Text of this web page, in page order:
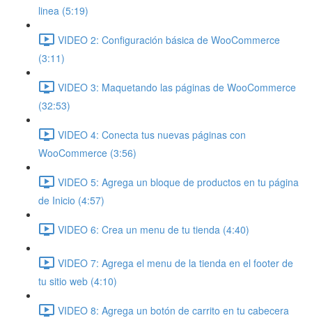
linea (5:19)
VIDEO 2: Configuración básica de WooCommerce
(3:11)
VIDEO 3: Maquetando las páginas de WooCommerce
(32:53)
VIDEO 4: Conecta tus nuevas páginas con
WooCommerce (3:56)
VIDEO 5: Agrega un bloque de productos en tu página
de Inicio (4:57)
VIDEO 6: Crea un menu de tu tienda (4:40)
VIDEO 7: Agrega el menu de la tienda en el footer de
tu sitio web (4:10)
VIDEO 8: Agrega un botón de carrito en tu cabecera